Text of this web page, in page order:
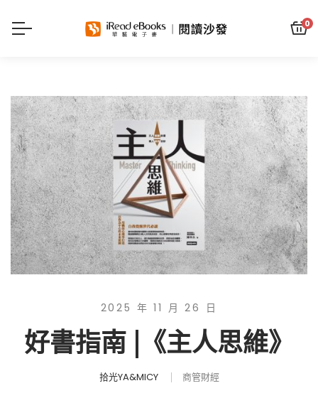
0
2025 年 11 月 26 日
好書指南 |《主人思維》
拾光YA&MICY 商管財經